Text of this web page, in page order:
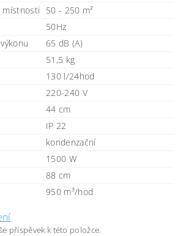
místnosti
50 - 250 m²
50Hz
65 dB (A)
51,5 kg
130 l/24hod
220-240 V
44 cm
IP 22
kondenzační
1500 W
88 cm
950 m³/hod
příspěvek k této položce.